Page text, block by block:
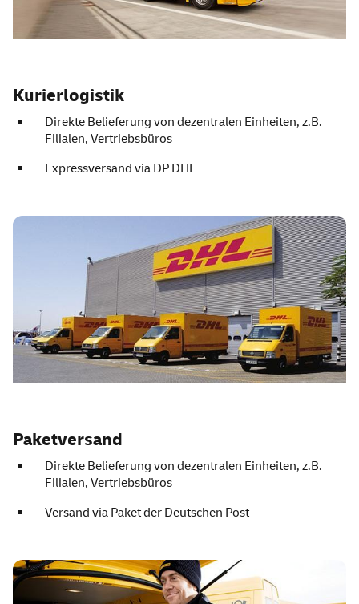
Kurierlogistik
Direkte Belieferung von dezentralen Einheiten, z.B.
Filialen, Vertriebsbüros
Expressversand via DP DHL
Paketversand
Direkte Belieferung von dezentralen Einheiten, z.B.
Filialen, Vertriebsbüros
Versand via Paket der Deutschen Post